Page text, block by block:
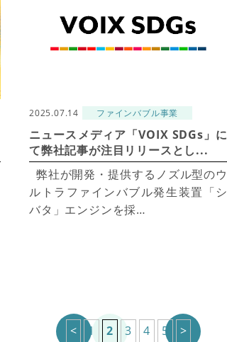
2025.07.14 ファインバブル事業
ニュースメディア「VOIX SDGs」に
て弊社記事が注目リリースとし...
弊社が開発・提供するノズル型のウ
ルトラファインバブル発生装置「シ
バタ」エンジンを採…
< 1 2 3 4 5 >